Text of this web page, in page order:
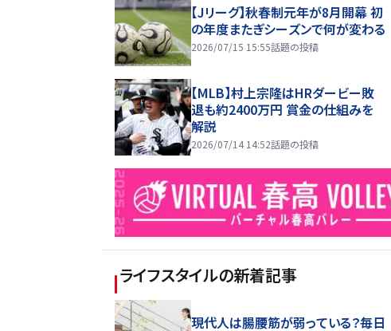
【Jリーグ】秋春制元年が8月開幕 初
の年度またぎシーズンで何が変わる
2026/07/15 15:55話題の投稿
【MLB】村上宗隆はHRダービー敗
退も約2400万円 賞金の仕組みを
解説
2026/07/14 14:52話題の投稿
ライフスタイルの新着記事
現代人は腸腰筋が弱っている？毎日